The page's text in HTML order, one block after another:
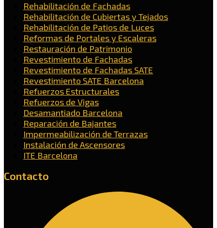
Rehabilitación de Fachadas
Rehabilitación de Cubiertas y Tejados
Rehabilitación de Patios de Luces
Reformas de Portales y Escaleras
Restauración de Patrimonio
Revestimiento de Fachadas
Revestimiento de Fachadas SATE
Revestimiento SATE Barcelona
Refuerzos Estructurales
Refuerzos de Vigas
Desamantiado Barcelona
Reparación de Bajantes
Impermeabilización de Terrazas
Instalación de Ascensores
ITE Barcelona
Contacto